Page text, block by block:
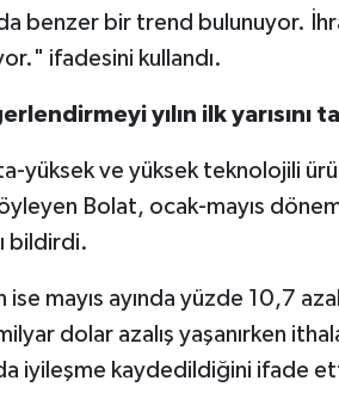
da benzer bir trend bulunuyor.
ifadesini kullandı.
yılın ilk yarısını
yüksek ve yüksek teknolojili
Bolat, ocak-mayıs
bildirdi.
ise mayıs ayında yüzde 10,7
dolar azalış yaşanırken
iyileşme kaydedildiğini ifade